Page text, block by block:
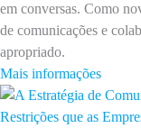
em conversas. Como
de comunicações e
apropriado.
Mais informações